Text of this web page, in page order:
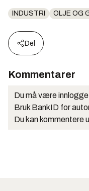
INDUSTRI OLJE OG
Del
Kommentarer
Du må være
Bruk BankID for
Du kan kommentere